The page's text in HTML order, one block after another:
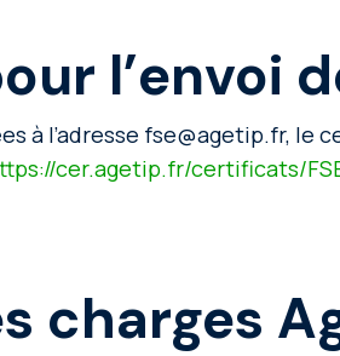
l’envoi
à l’adresse fse@agetip.fr, le
cer.agetip.fr/certificats/
charges